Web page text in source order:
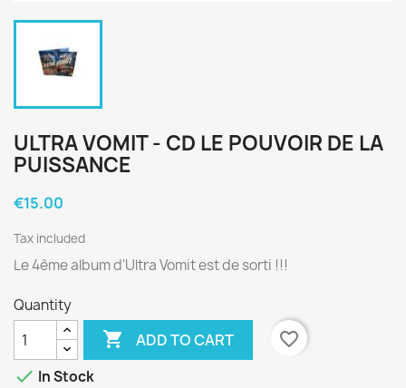
ULTRA VOMIT - CD LE POUVOIR DE LA
PUISSANCE
€15.00
Tax included
Le 4ème album d'Ultra Vomit est de sorti !!!
Quantity
 ADD TO CART
favorite_border
 In Stock